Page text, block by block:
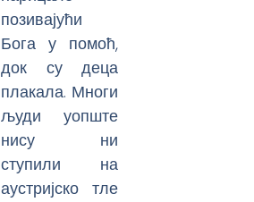
позивајући
Бога у помоћ,
док су деца
плакала. Многи
људи уопште
нису ни
ступили на
аустријско тле